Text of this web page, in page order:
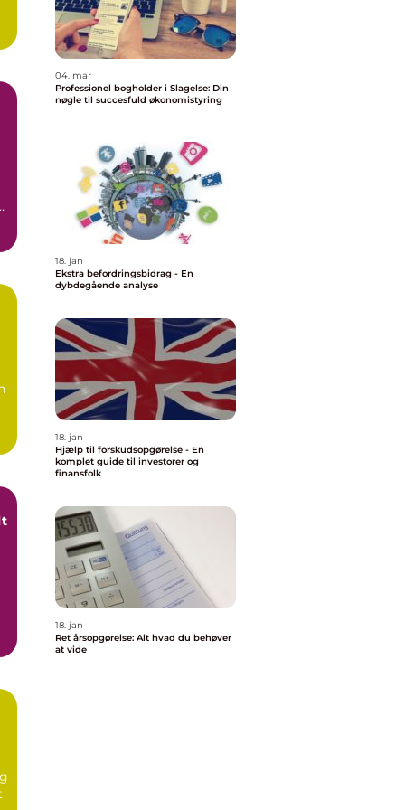
04. mar
Professionel bogholder i Slagelse: Din
nøgle til succesfuld økonomistyring
18. jan
Ekstra befordringsbidrag - En
dybdegående analyse
18. jan
Hjælp til forskudsopgørelse - En
komplet guide til investorer og
finansfolk
18. jan
Ret årsopgørelse: Alt hvad du behøver
at vide